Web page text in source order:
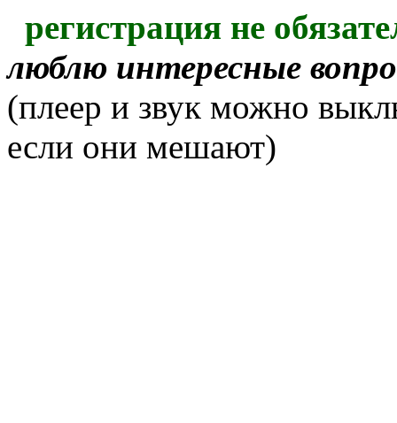
регистрация не
люблю интересные
(плеер и звук можно
если они мешают)